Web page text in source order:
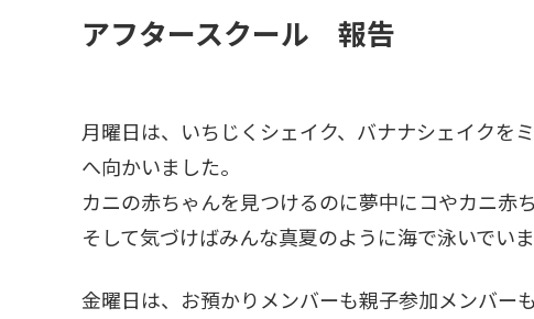
アフタースクール 報告
月曜日は、いちじくシェイク、バナナシェイクを
へ向かいました。
カニの赤ちゃんを見つけるのに夢中にコやカニ赤
そして気づけばみんな真夏のように海で泳いでいま
金曜日は、お預かりメンバーも親子参加メンバー